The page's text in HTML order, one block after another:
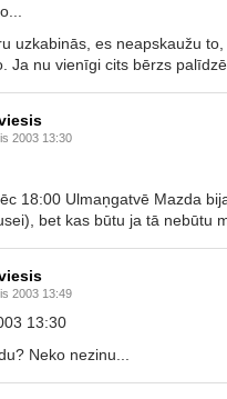
uzkabinās, es neapskaužu
Ja nu vienīgi cits bērzs
2003 13:30
18:00 Ulmaņgatvē Mazda
bet kas būtu ja tā nebūtu
2003 13:49
13:30
Neko nezinu...